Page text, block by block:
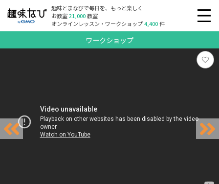
趣味とまなびで毎日を、もっと楽しく
お教室21,000教室
オンラインレッスン・ワークショップ4,400件
ワークショップ